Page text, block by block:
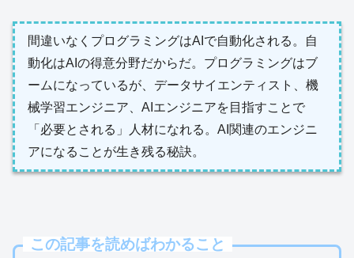
間違いなくプログラミングはAIで自動化される。自
動化はAIの得意分野だからだ。プログラミングはブ
ームになっているが、データサイエンティスト、機
械学習エンジニア、AIエンジニアを目指すことで
「必要とされる」人材になれる。AI関連のエンジニ
アになることが生き残る秘訣。
この記事を読めばわかること